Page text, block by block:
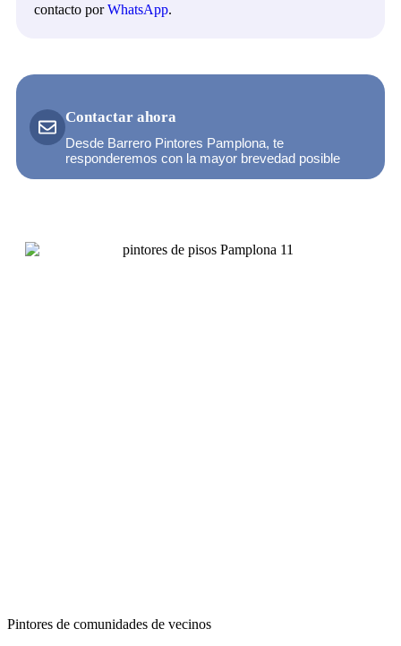
contacto porWhatsApp.
Contactar ahora
Desde Barrero Pintores Pamplona, te
responderemos con la mayor brevedad posible
Pintores de ⁠comunidades de vecinos